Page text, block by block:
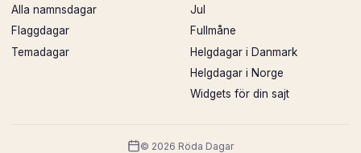
Alla namnsdagar
Flaggdagar
Temadagar
Jul
Fullmåne
Helgdagar i Danmark
Helgdagar i Norge
Widgets för din sajt
© 2026 Röda Dagar